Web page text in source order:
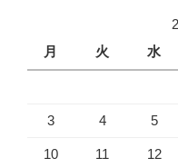
月
火 水
3 4 5
10 11 12